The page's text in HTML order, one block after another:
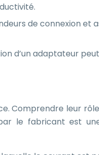
de connexion et
d’un adaptateur
Comprendre leur
le fabricant est